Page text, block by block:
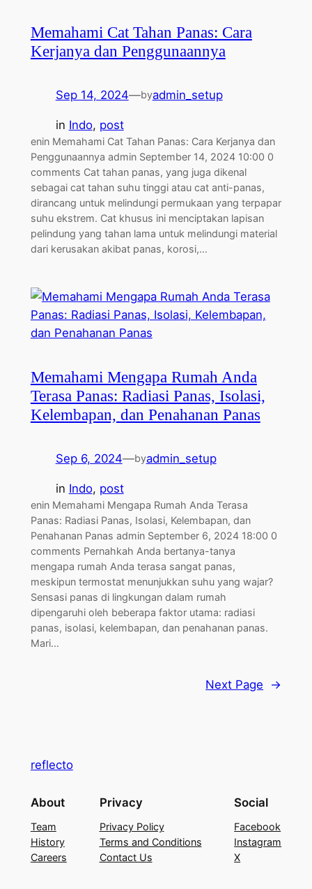
Memahami Cat Tahan Panas: Cara
Kerjanya dan Penggunaannya
Sep 14, 2024—byadmin_setup
in Indo, post
enin Memahami Cat Tahan Panas: Cara Kerjanya dan
Penggunaannya admin September 14, 2024 10:00 0
comments Cat tahan panas, yang juga dikenal
sebagai cat tahan suhu tinggi atau cat anti-panas,
dirancang untuk melindungi permukaan yang terpapar
suhu ekstrem. Cat khusus ini menciptakan lapisan
pelindung yang tahan lama untuk melindungi material
dari kerusakan akibat panas, korosi,…
Memahami Mengapa Rumah Anda
Terasa Panas: Radiasi Panas, Isolasi,
Kelembapan, dan Penahanan Panas
Sep 6, 2024—byadmin_setup
in Indo, post
enin Memahami Mengapa Rumah Anda Terasa
Panas: Radiasi Panas, Isolasi, Kelembapan, dan
Penahanan Panas admin September 6, 2024 18:00 0
comments Pernahkah Anda bertanya-tanya
mengapa rumah Anda terasa sangat panas,
meskipun termostat menunjukkan suhu yang wajar?
Sensasi panas di lingkungan dalam rumah
dipengaruhi oleh beberapa faktor utama: radiasi
panas, isolasi, kelembapan, dan penahanan panas.
Mari…
Next Page →
reflecto
About
Team
History
Careers
Privacy
Privacy Policy
Terms and Conditions
Contact Us
Social
Facebook
Instagram
X